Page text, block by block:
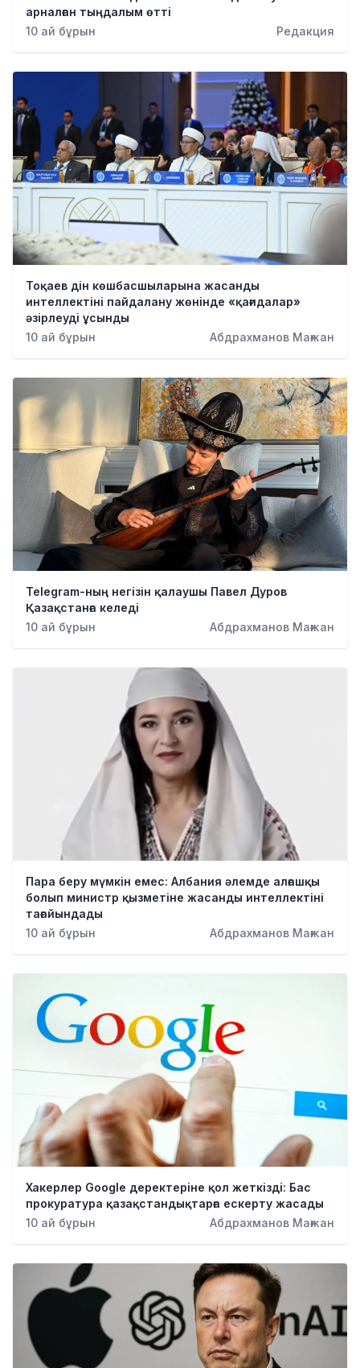
арналған тыңдалым өтті
10 ай бұрын
Редакция
Тоқаев дін көшбасшыларына жасанды
интеллектіні пайдалану жөнінде «қағидалар»
әзірлеуді ұсынды
10 ай бұрын
Абдрахманов Мағжан
Telegram-ның негізін қалаушы Павел Дуров
Қазақстанға келеді
10 ай бұрын
Абдрахманов Мағжан
Пара беру мүмкін емес: Албания әлемде алғашқы
болып министр қызметіне жасанды интеллектіні
тағайындады
10 ай бұрын
Абдрахманов Мағжан
Хакерлер Google деректеріне қол жеткізді: Бас
прокуратура қазақстандықтарға ескерту жасады
10 ай бұрын
Абдрахманов Мағжан